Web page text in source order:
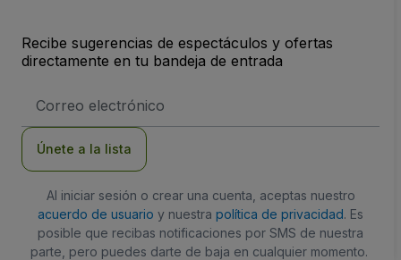
Recibe sugerencias de espectáculos y ofertas
directamente en tu bandeja de entrada
de
Únete a la lista
Al iniciar sesión o crear una cuenta, aceptas nuestro
acuerdo de usuario y nuestra política de privacidad. Es
posible que recibas notificaciones por SMS de nuestra
parte, pero puedes darte de baja en cualquier momento.